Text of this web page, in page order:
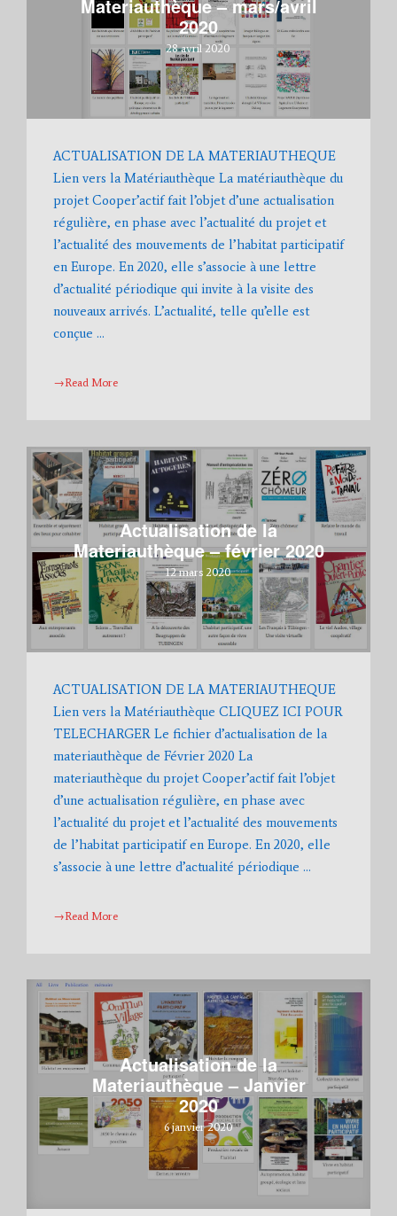
Materiauthèque – mars/avril
2020
28 avril 2020
ACTUALISATION DE LA MATERIAUTHEQUE
Lien vers la Matériauthèque La matériauthèque du
projet Cooper’actif fait l’objet d’une actualisation
régulière, en phase avec l’actualité du projet et
l’actualité des mouvements de l’habitat participatif
en Europe. En 2020, elle s’associe à une lettre
d’actualité périodique qui invite à la visite des
nouveaux arrivés. L’actualité, telle qu’elle est
conçue …
→Read More
Actualisation de la
Materiauthèque – février 2020
12 mars 2020
ACTUALISATION DE LA MATERIAUTHEQUE
Lien vers la Matériauthèque CLIQUEZ ICI POUR
TELECHARGER Le fichier d’actualisation de la
materiauthèque de Février 2020 La
materiauthèque du projet Cooper’actif fait l’objet
d’une actualisation régulière, en phase avec
l’actualité du projet et l’actualité des mouvements
de l’habitat participatif en Europe. En 2020, elle
s’associe à une lettre d’actualité périodique …
→Read More
Actualisation de la
Materiauthèque – Janvier
2020
6 janvier 2020